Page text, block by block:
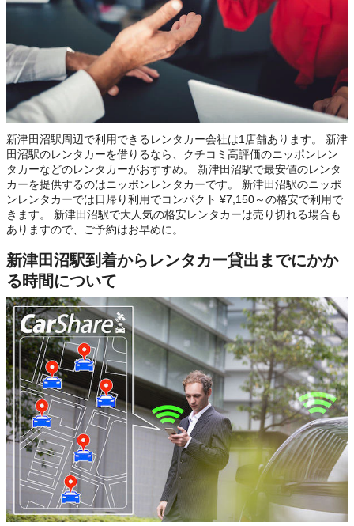
新津田沼駅周辺で利用できるレンタカー会社は1店舗あります。 新津
田沼駅のレンタカーを借りるなら、クチコミ高評価のニッポンレン
タカーなどのレンタカーがおすすめ。 新津田沼駅で最安値のレンタ
カーを提供するのはニッポンレンタカーです。 新津田沼駅のニッポ
ンレンタカーでは日帰り利用でコンパクト ¥7,150～の格安で利用で
きます。 新津田沼駅で大人気の格安レンタカーは売り切れる場合も
ありますので、ご予約はお早めに。
新津田沼駅到着からレンタカー貸出までにかか
る時間について